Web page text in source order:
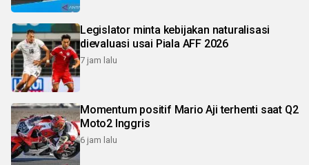
Legislator minta kebijakan naturalisasi
dievaluasi usai Piala AFF 2026
7 jam lalu
Momentum positif Mario Aji terhenti saat Q2
Moto2 Inggris
6 jam lalu